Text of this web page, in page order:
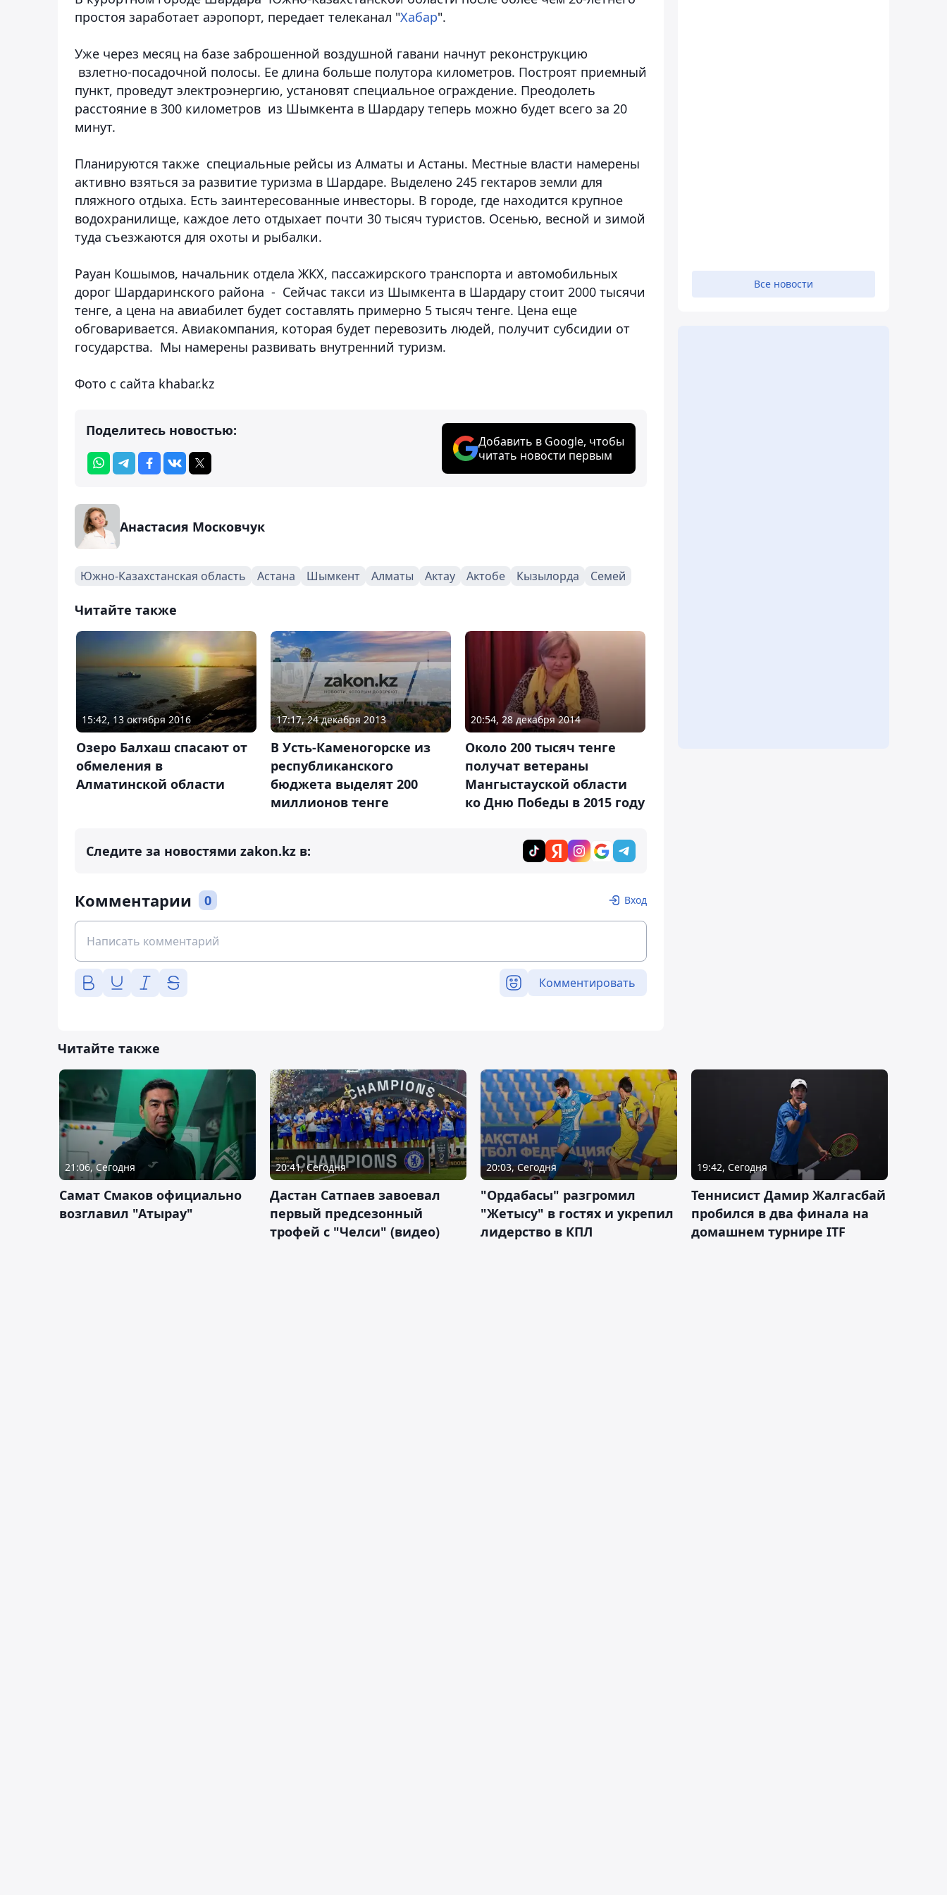
простоя заработает аэропорт, передает телеканал "Хабар".
Уже через месяц на базе заброшенной воздушной гавани начнут реконструкцию
взлетно-посадочной полосы. Ее длина больше полутора километров. Построят приемный
пункт, проведут электроэнергию, установят специальное ограждение. Преодолеть
расстояние в 300 километров из Шымкента в Шардару теперь можно будет всего за 20
минут.
Планируются также специальные рейсы из Алматы и Астаны. Местные власти намерены
активно взяться за развитие туризма в Шардаре. Выделено 245 гектаров земли для
пляжного отдыха. Есть заинтересованные инвесторы. В городе, где находится крупное
водохранилище, каждое лето отдыхает почти 30 тысяч туристов. Осенью, весной и зимой
туда съезжаются для охоты и рыбалки.
Рауан Кошымов, начальник отдела ЖКХ, пассажирского транспорта и автомобильных
дорог Шардаринского района - Сейчас такси из Шымкента в Шардару стоит 2000 тысячи
тенге, а цена на авиабилет будет составлять примерно 5 тысяч тенге. Цена еще
обговаривается. Авиакомпания, которая будет перевозить людей, получит субсидии от
государства. Мы намерены развивать внутренний туризм.
Фото с сайта khabar.kz
Поделитесь новостью:
Добавить в Google, чтобы
читать новости первым
Анастасия Московчук
Южно-Казахстанская область Астана Шымкент Алматы Актау Актобе Кызылорда Семей
Читайте также
15:42, 13 октября 2016
Озеро Балхаш спасают от
обмеления в
Алматинской области
17:17, 24 декабря 2013
В Усть-Каменогорске из
республиканского
бюджета выделят 200
миллионов тенге
20:54, 28 декабря 2014
Около 200 тысяч тенге
получат ветераны
Мангыстауской области
ко Дню Победы в 2015 году
Следите за новостями zakon.kz в:
Комментарии 0 Вход
Комментировать
Все новости
Читайте также
21:06, Сегодня
Самат Смаков официально
возглавил "Атырау"
20:41, Сегодня
Дастан Сатпаев завоевал
первый предсезонный
трофей с "Челси" (видео)
20:03, Сегодня
"Ордабасы" разгромил
"Жетысу" в гостях и укрепил
лидерство в КПЛ
19:42, Сегодня
Теннисист Дамир Жалгасбай
пробился в два финала на
домашнем турнире ITF